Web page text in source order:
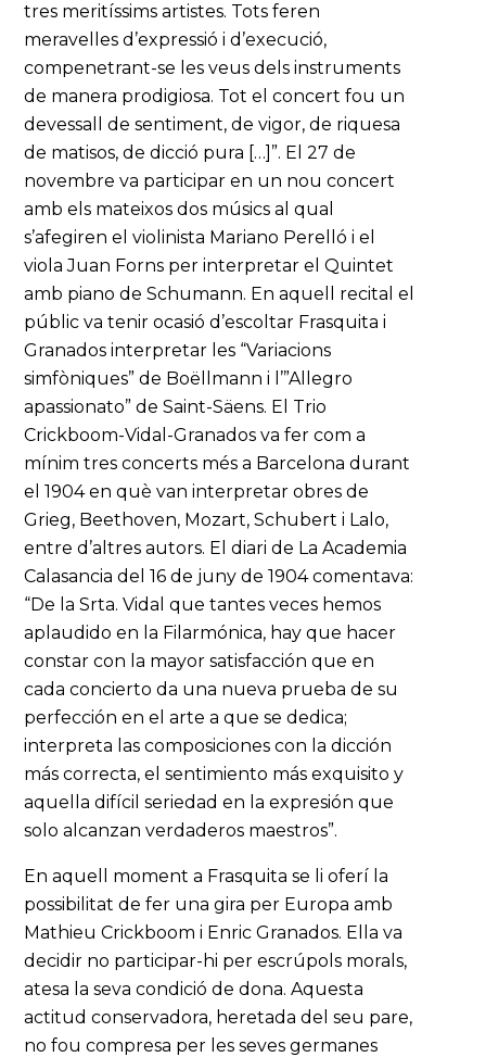
tres meritíssims artistes. Tots feren
meravelles d’expressió i d’execució,
compenetrant-se les veus dels instruments
de manera prodigiosa. Tot el concert fou un
devessall de sentiment, de vigor, de riquesa
de matisos, de dicció pura […]”. El 27 de
novembre va participar en un nou concert
amb els mateixos dos músics al qual
s’afegiren el violinista Mariano Perelló i el
viola Juan Forns per interpretar el Quintet
amb piano de Schumann. En aquell recital el
públic va tenir ocasió d’escoltar Frasquita i
Granados interpretar les “Variacions
simfòniques” de Boëllmann i l’”Allegro
apassionato” de Saint-Säens. El Trio
Crickboom-Vidal-Granados va fer com a
mínim tres concerts més a Barcelona durant
el 1904 en què van interpretar obres de
Grieg, Beethoven, Mozart, Schubert i Lalo,
entre d’altres autors. El diari de La Academia
Calasancia del 16 de juny de 1904 comentava:
“De la Srta. Vidal que tantes veces hemos
aplaudido en la Filarmónica, hay que hacer
constar con la mayor satisfacción que en
cada concierto da una nueva prueba de su
perfección en el arte a que se dedica;
interpreta las composiciones con la dicción
más correcta, el sentimiento más exquisito y
aquella difícil seriedad en la expresión que
solo alcanzan verdaderos maestros”.
En aquell moment a Frasquita se li oferí la
possibilitat de fer una gira per Europa amb
Mathieu Crickboom i Enric Granados. Ella va
decidir no participar-hi per escrúpols morals,
atesa la seva condició de dona. Aquesta
actitud conservadora, heretada del seu pare,
no fou compresa per les seves germanes